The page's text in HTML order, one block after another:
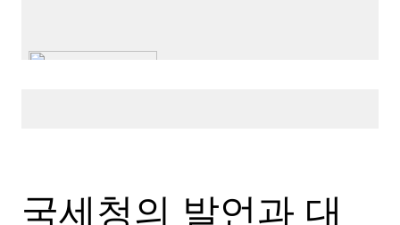
국세청의 발언과 대